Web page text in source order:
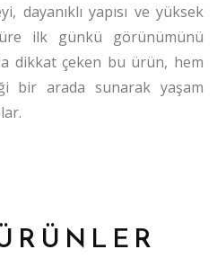
dayanıklı yapısı ve yüksek
ilk günkü görünümünü
dikkat çeken bu ürün, hem
bir arada sunarak yaşam